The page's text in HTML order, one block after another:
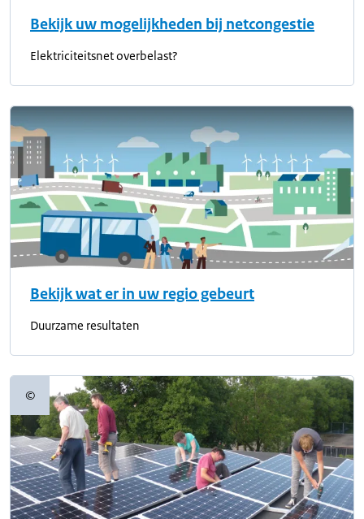
Bekijk uw mogelijkheden bij netcongestie
Elektriciteitsnet overbelast?
Bekijk wat er in uw regio gebeurt
Duurzame resultaten
©Copyrightinformatie